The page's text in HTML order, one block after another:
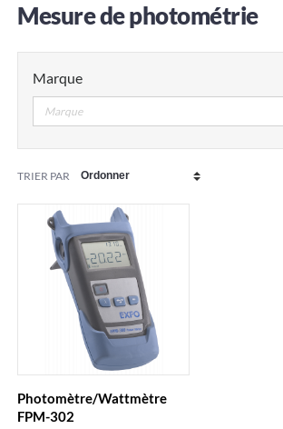
Mesure de photométrie
Marque
Marque
TRIER PAR
Photomètre/Wattmètre
FPM-302